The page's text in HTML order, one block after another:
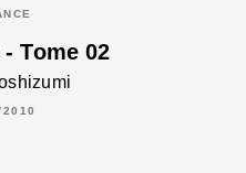
Tome 02